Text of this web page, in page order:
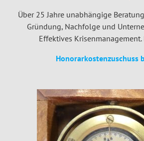
Über 25 Jahre unabhängige
Gründung, Nachfolge und
Effektives
Honorarkostenzuschuss